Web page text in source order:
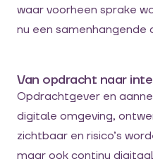
waar voorheen sprake
nu een samenhangende
Van opdracht naar
Opdrachtgever en
digitale omgeving,
zichtbaar en risico’s
maar ook continu